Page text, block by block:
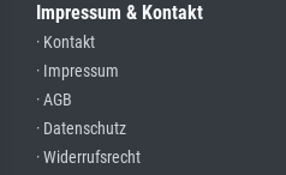
Impressum & Kontakt
· Kontakt
· Impressum
· AGB
· Datenschutz
· Widerrufsrecht